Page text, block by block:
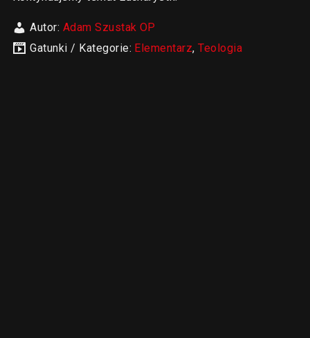
Autor: Adam Szustak OP
Gatunki / Kategorie: Elementarz,Teologia